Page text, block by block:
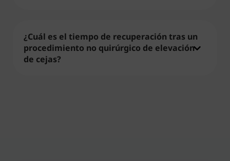
¿Cuál es el tiempo de recuperación tras un
procedimiento no quirúrgico de elevación
de cejas?